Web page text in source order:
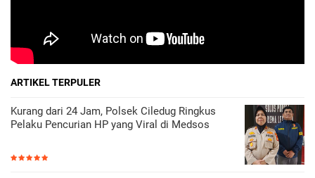
ARTIKEL TERPULER
Kurang dari 24 Jam, Polsek Ciledug Ringkus
Pelaku Pencurian HP yang Viral di Medsos